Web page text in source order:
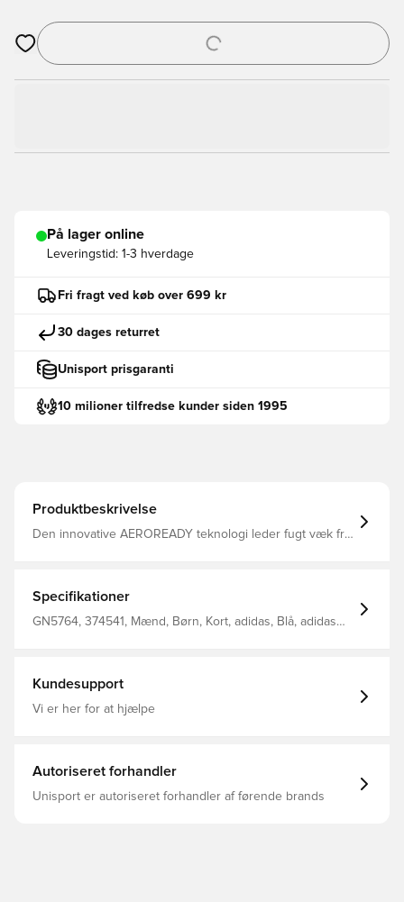
Åbner en Modal til at logge ind eller tilmelde dig som medlem
På lager online
Leveringstid: 1-3 hverdage
Fri fragt ved køb over 699 kr
30 dages returret
Unisport prisgaranti
10 milioner tilfredse kunder siden 1995
Produktbeskrivelse
Den innovative AEROREADY teknologi leder fugt væk fra
genanvendt indhold Elastisk ribkant i livet, som kan
strammes til for bedst muligt fit Regular fit Fremstillet i
100% genanvendt polyester.
Specifikationer
GN5764, 374541, Mænd, Børn, Kort, adidas, Blå, adidas
Kundesupport
Vi er her for at hjælpe
Autoriseret forhandler
Unisport er autoriseret forhandler af førende brands